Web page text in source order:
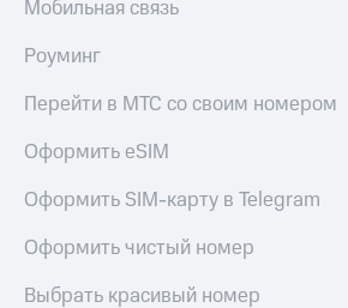
Мобильная связь
Роуминг
Перейти в МТС со своим номером
Оформить eSIM
Оформить SIM-карту в Telegram
Оформить чистый номер
Выбрать красивый номер